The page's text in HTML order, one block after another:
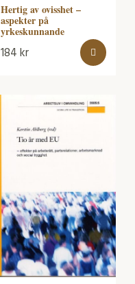
Hertig av ovisshet –
aspekter på
yrkeskunnande
184kr